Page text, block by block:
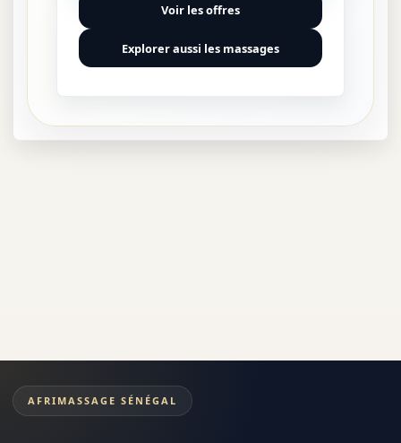
Voir les offres
Explorer aussi les massages
AFRIMASSAGE SÉNÉGAL